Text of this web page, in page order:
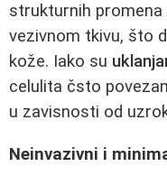
strukturnih
vezivnom tkivu, što
kože. Iako su
celulita čsto
u zavisnosti od
Neinvazivni i